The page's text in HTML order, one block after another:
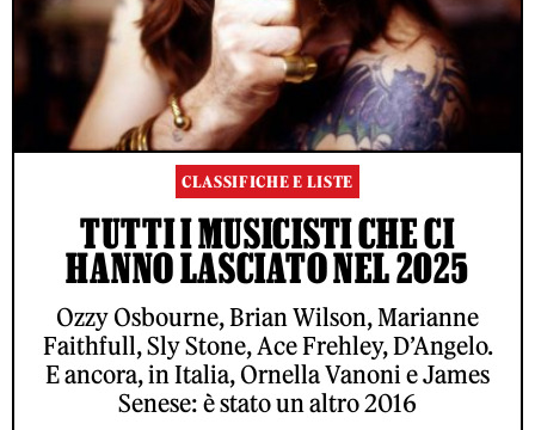
CLASSIFICHE E LISTE
TUTTI I MUSICISTI CHE CI
HANNO LASCIATO NEL 2025
Ozzy Osbourne, Brian Wilson, Marianne
Faithfull, Sly Stone, Ace Frehley, D’Angelo.
E ancora, in Italia, Ornella Vanoni e James
Senese: è stato un altro 2016